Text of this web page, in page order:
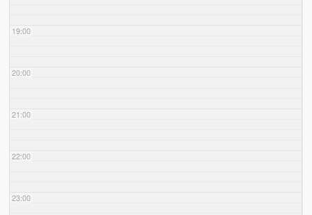
19:00
20:00
21:00
22:00
23:00